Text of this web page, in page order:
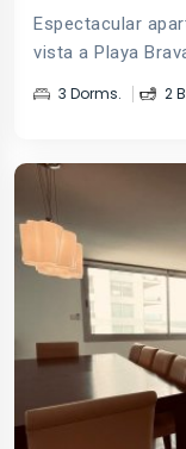
Espectacular
vista a Playa
3 Dorms. 2